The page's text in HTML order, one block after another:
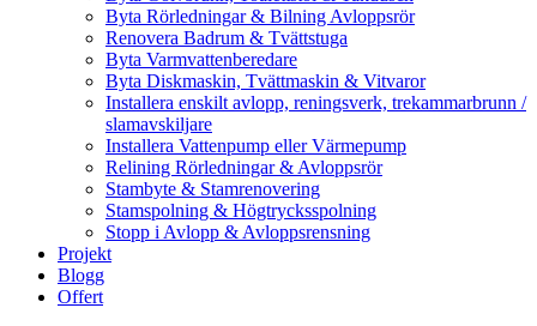
Byta Rörledningar & Bilning Avloppsrör
Renovera Badrum & Tvättstuga
Byta Varmvattenberedare
Byta Diskmaskin, Tvättmaskin & Vitvaror
Installera enskilt avlopp, reningsverk, trekammarbrunn /
slamavskiljare
Installera Vattenpump eller Värmepump
Relining Rörledningar & Avloppsrör
Stambyte & Stamrenovering
Stamspolning & Högtrycksspolning
Stopp i Avlopp & Avloppsrensning
Projekt
Blogg
Offert